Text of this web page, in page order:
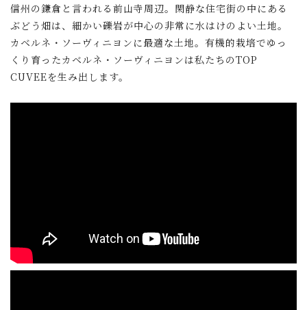
信州の鎌倉と言われる前山寺周辺。閑静な住宅街の中にある
ぶどう畑は、細かい礫岩が中心の非常に水はけのよい土地。
カベルネ・ソーヴィニヨンに最適な土地。有機的栽培でゆっ
くり育ったカベルネ・ソーヴィニヨンは私たちのTOP
CUVEEを生み出します。